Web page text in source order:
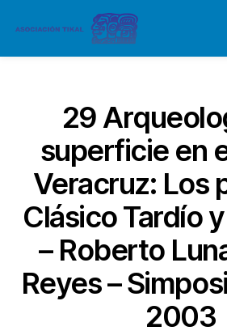
29
superficie en
Veracruz: Los
Clásico Tardío
– Roberto
Reyes –
2003